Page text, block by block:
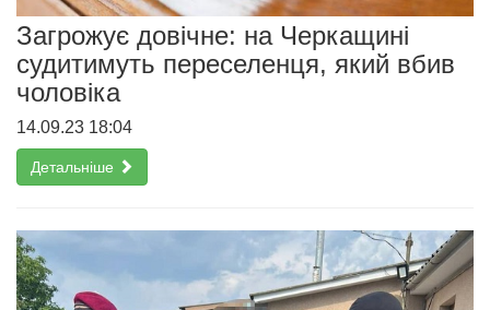
Загрожує довічне: на Черкащині
судитимуть переселенця, який вбив
чоловіка
14.09.23 18:04
Детальніше